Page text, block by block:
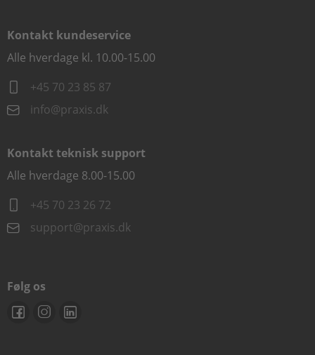
Kontakt kundeservice
Alle hverdage kl. 10.00-15.00
+45 70 23 85 87
info@praxis.dk
Kontakt teknisk support
Alle hverdage 8.00-15.00
+45 70 23 26 72
support@praxis.dk
Følg os